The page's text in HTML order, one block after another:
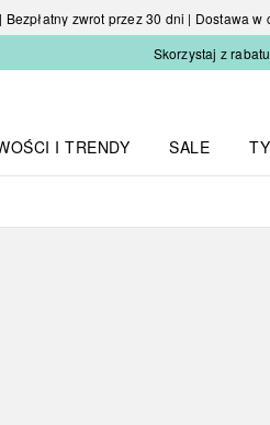
zwrot przez 30 dni | Dostawa
Skorzystaj z
I TRENDY
SALE